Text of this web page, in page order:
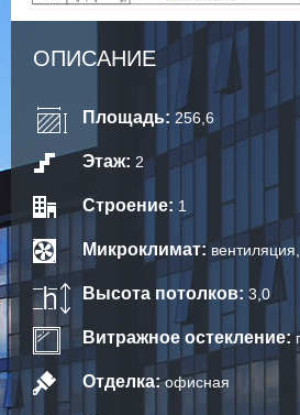
ОПИСАНИЕ
Площадь: 256,6
Этаж: 2
Строение: 1
Микроклимат:
Высота потолков: 3,0
Витражное остекление:
Отделка: офисная